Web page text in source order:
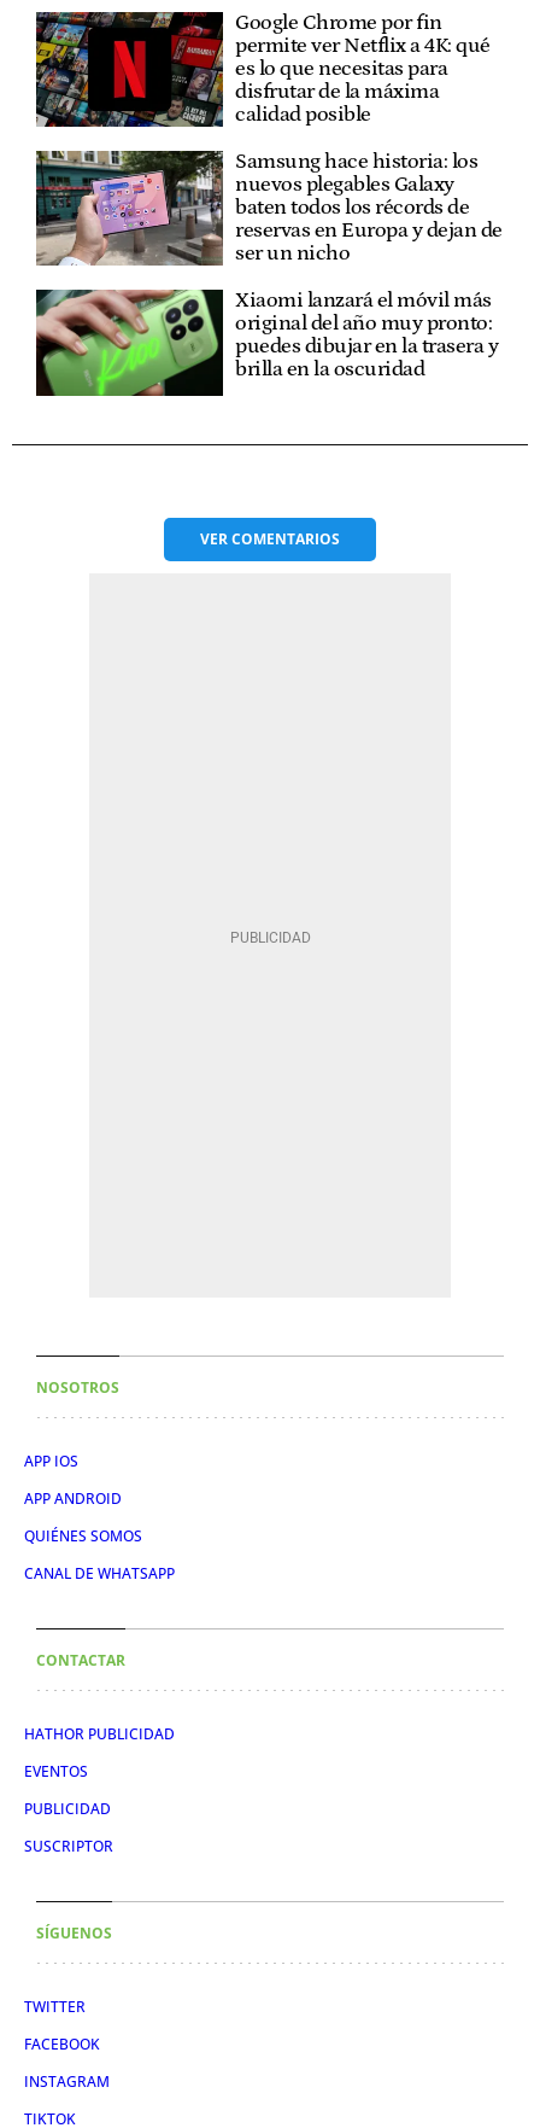
Google Chrome por fin
permite ver Netflix a 4K: qué
es lo que necesitas para
disfrutar de la máxima
calidad posible
Samsung hace historia: los
nuevos plegables Galaxy
baten todos los récords de
reservas en Europa y dejan de
ser un nicho
Xiaomi lanzará el móvil más
original del año muy pronto:
puedes dibujar en la trasera y
brilla en la oscuridad
VERCOMENTARIOS
NOSOTROS
APP IOS
APP ANDROID
QUIÉNES SOMOS
CANAL DE WHATSAPP
CONTACTAR
HATHOR PUBLICIDAD
EVENTOS
PUBLICIDAD
SUSCRIPTOR
SÍGUENOS
TWITTER
FACEBOOK
INSTAGRAM
TIKTOK